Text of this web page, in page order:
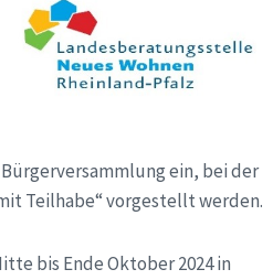
ein, bei der
Teilhabe“ vorgestellt werden.
bis Ende Oktober 2024 in